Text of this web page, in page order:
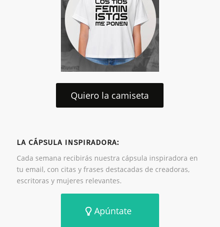
Quiero la camiseta
LA CÁPSULA INSPIRADORA:
Cada semana recibirás nuestra cápsula inspiradora en
tu email, con citas y frases destacadas de creadoras,
escritoras y mujeres relevantes.
Apúntate